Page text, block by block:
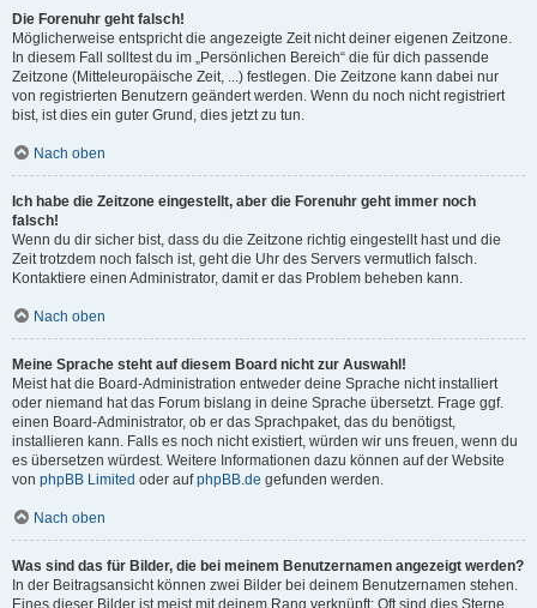
Die Forenuhr geht falsch!
Möglicherweise entspricht die angezeigte Zeit nicht deiner eigenen Zeitzone.
In diesem Fall solltest du im „Persönlichen Bereich“ die für dich passende
Zeitzone (Mitteleuropäische Zeit, ...) festlegen. Die Zeitzone kann dabei nur
von registrierten Benutzern geändert werden. Wenn du noch nicht registriert
bist, ist dies ein guter Grund, dies jetzt zu tun.
Nach oben
Ich habe die Zeitzone eingestellt, aber die Forenuhr geht immer noch
falsch!
Wenn du dir sicher bist, dass du die Zeitzone richtig eingestellt hast und die
Zeit trotzdem noch falsch ist, geht die Uhr des Servers vermutlich falsch.
Kontaktiere einen Administrator, damit er das Problem beheben kann.
Nach oben
Meine Sprache steht auf diesem Board nicht zur Auswahl!
Meist hat die Board-Administration entweder deine Sprache nicht installiert
oder niemand hat das Forum bislang in deine Sprache übersetzt. Frage ggf.
einen Board-Administrator, ob er das Sprachpaket, das du benötigst,
installieren kann. Falls es noch nicht existiert, würden wir uns freuen, wenn du
es übersetzen würdest. Weitere Informationen dazu können auf der Website
von phpBB Limited oder aufphpBB.de gefunden werden.
Nach oben
Was sind das für Bilder, die bei meinem Benutzernamen angezeigt werden?
In der Beitragsansicht können zwei Bilder bei deinem Benutzernamen stehen.
Eines dieser Bilder ist meist mit deinem Rang verknüpft: Oft sind dies Sterne,